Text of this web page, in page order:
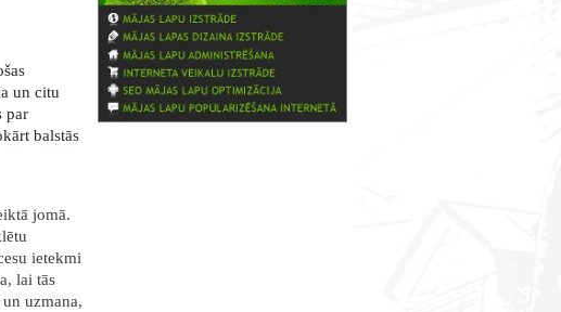
un citu
par
balstās
jomā.
ietekmi
lai tās
uzmana,